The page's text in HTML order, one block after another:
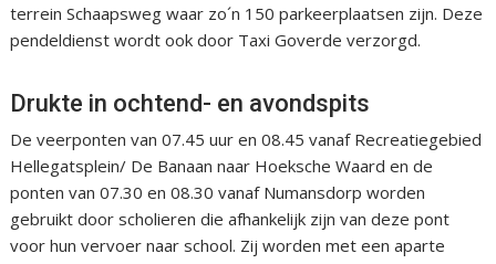
terrein Schaapsweg waar zo´n 150 parkeerplaatsen zijn. Deze
pendeldienst wordt ook door Taxi Goverde verzorgd.
Drukte in ochtend- en avondspits
De veerponten van 07.45 uur en 08.45 vanaf Recreatiegebied
Hellegatsplein/ De Banaan naar Hoeksche Waard en de
ponten van 07.30 en 08.30 vanaf Numansdorp worden
gebruikt door scholieren die afhankelijk zijn van deze pont
voor hun vervoer naar school. Zij worden met een aparte